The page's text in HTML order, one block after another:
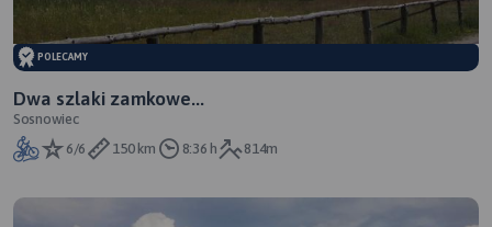
POLECAMY
Dwa szlaki zamkowe...
Sosnowiec
6/6
150 km 8:36 h 814m